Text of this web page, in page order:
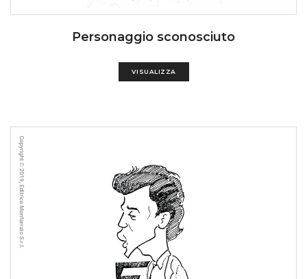
Personaggio sconosciuto
VISUALIZZA